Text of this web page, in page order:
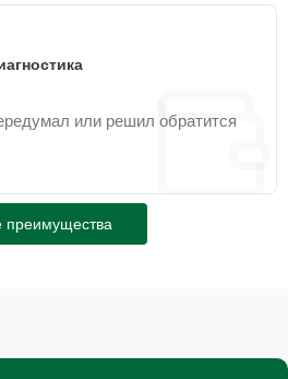
или решил обратится
преимущества